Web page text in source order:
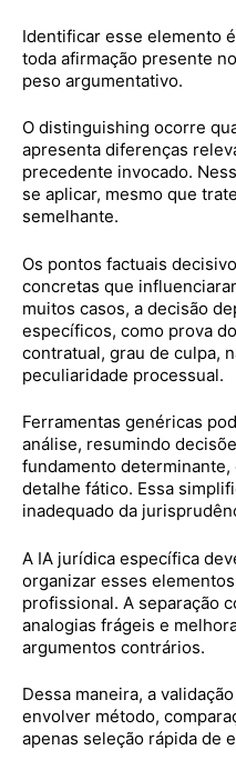
Identificar esse elemento
toda afirmação presente
peso argumentativo.
O distinguishing ocorre
apresenta diferenças
precedente invocado.
se aplicar, mesmo que
semelhante.
Os pontos factuais
concretas que
muitos casos, a decisão
específicos, como prova
contratual, grau de culpa,
peculiaridade processual.
Ferramentas genéricas
análise, resumindo
fundamento
detalhe fático. Essa
inadequado da
A IA jurídica específica
organizar esses
profissional. A separação
analogias frágeis e
argumentos contrários.
Dessa maneira, a
envolver método,
apenas seleção rápida de